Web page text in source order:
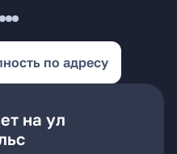
по адресу
на ул